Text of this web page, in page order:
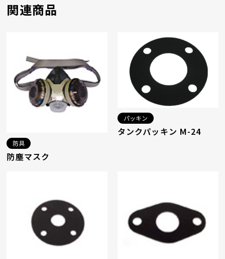
関連商品
防具
防塵マスク
パッキン
タンクパッキン M-24